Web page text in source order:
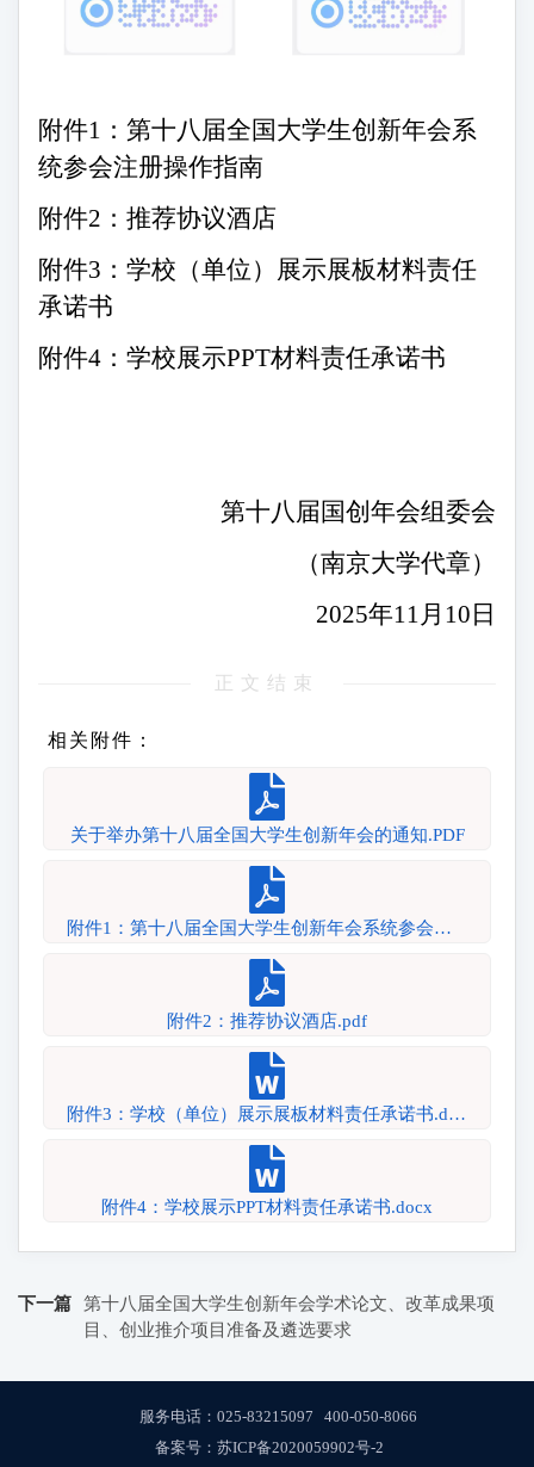
附件1：第十八届全国大学生创新年会系
统参会注册操作指南
附件2：推荐协议酒店
附件3：学校（单位）展示展板材料责任
承诺书
附件4：学校展示PPT材料责任承诺书
第十八届国创年会组委会
（南京大学代章）
2025年11 月 10 日
正文结束
相关附件：
关于举办第十八届全国大学生创新年会的通知.PDF
附件1：第十八届全国大学生创新年会系统参会注册操作指南.pdf
附件2：推荐协议酒店.pdf
附件3：学校（单位）展示展板材料责任承诺书.docx
附件4：学校展示PPT材料责任承诺书.docx
下一篇
第十八届全国大学生创新年会学术论文、改革成果项
目、创业推介项目准备及遴选要求
服务电话：025-83215097
400-050-8066
备案号：苏ICP备2020059902号-2